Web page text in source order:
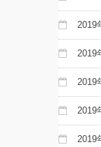
2019
2019
2019
2019
2019